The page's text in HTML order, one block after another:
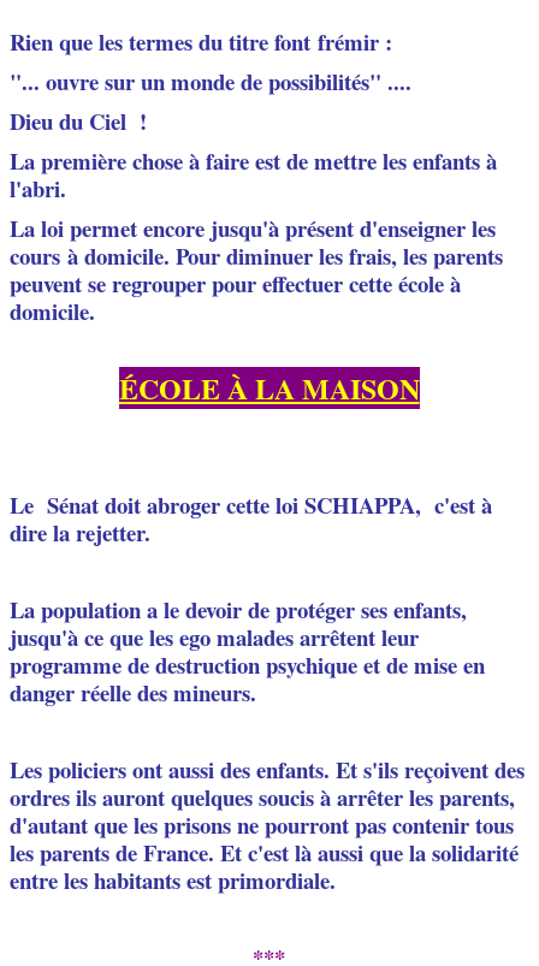
Rien que les termes du titre font frémir :
"... ouvre sur un monde de possibilités" ....
Dieu du Ciel !
La première chose à faire est de mettre les enfants à
l'abri.
La loi permet encore jusqu'à présent d'enseigner les
coursà domicile. Pour diminuer les frais, les parents
peuvent se regrouper pour effectuer cette école à
domicile.
ÉCOLE À LA MAISON
LeSénat doit abroger cette loi SCHIAPPA, c'est à
dire la rejetter.
La population a le devoir de protéger ses enfants,
jusqu'à ce que les ego malades arrêtent leur
programme de destruction psychique et de mise en
danger réelle des mineurs.
Les policiers ont aussi des enfants. Et s'ils reçoivent des
ordres ils auront quelques soucis à arrêter les parents,
d'autant que les prisons ne pourront pas contenir tous
les parents de France. Et c'est là aussi quela solidarité
entre les habitants est primordiale.
***